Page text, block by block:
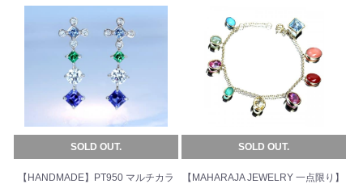
SOLD OUT.
【HANDMADE】PT950 マルチカラ
SOLD OUT.
【MAHARAJA JEWELRY 一点限り】